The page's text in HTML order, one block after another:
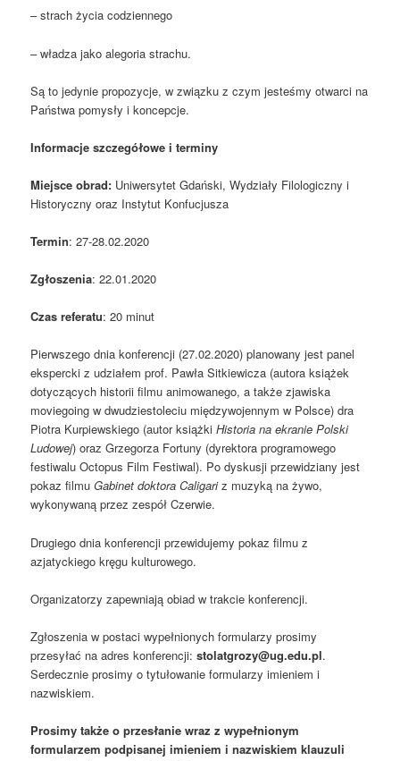
– strach życia codziennego
– władza jako alegoria strachu.
Są to jedynie propozycje, w związku z czym jesteśmy otwarci na
Państwa pomysły i koncepcje.
Informacje szczegółowe i terminy
Miejsce obrad: Uniwersytet Gdański, Wydziały Filologiczny i
Historyczny oraz Instytut Konfucjusza
Termin: 27-28.02.2020
Zgłoszenia: 22.01.2020
Czas referatu: 20 minut
Pierwszego dnia konferencji (27.02.2020) planowany jest panel
ekspercki z udziałem prof. Pawła Sitkiewicza (autora książek
dotyczących historii filmu animowanego, a także zjawiska
moviegoing w dwudziestoleciu międzywojennym w Polsce) dra
Piotra Kurpiewskiego (autor książkiHistoria na ekranie Polski
Ludowej) oraz Grzegorza Fortuny (dyrektora programowego
festiwalu Octopus Film Festiwal). Po dyskusji przewidziany jest
pokaz filmuGabinet doktora Caligariz muzyką na żywo,
wykonywaną przez zespół Czerwie.
Drugiego dnia konferencji przewidujemy pokaz filmu z
azjatyckiego kręgu kulturowego.
Organizatorzy zapewniają obiad w trakcie konferencji.
Zgłoszenia w postaci wypełnionych formularzy prosimy
przesyłać na adres konferencji:stolatgrozy@ug.edu.pl.
Serdecznie prosimy o tytułowanie formularzy imieniem i
nazwiskiem.
Prosimy także o przesłanie wraz z wypełnionym
formularzem podpisanej imieniem i nazwiskiem klauzuli